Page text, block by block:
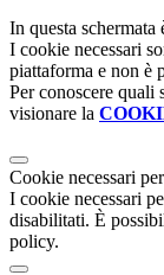
In questa
I cookie necessari
piattaforma e non è
Per conoscere quali
visionare la
Cookie necessari
I cookie necessari
disabilitati. È
policy.